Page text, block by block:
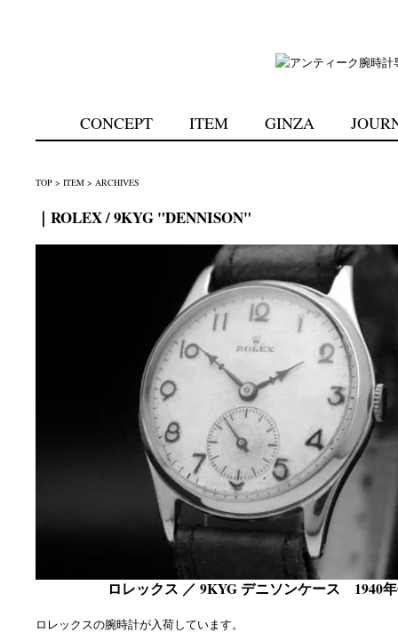
CONCEPT ITEM GINZA
TOP > ITEM > ARCHIVES
｜ROLEX / 9KYG "DENNISON"
ロレックス ／ 9KYG デニソンケース 1940
ロレックスの腕時計が入荷しています。